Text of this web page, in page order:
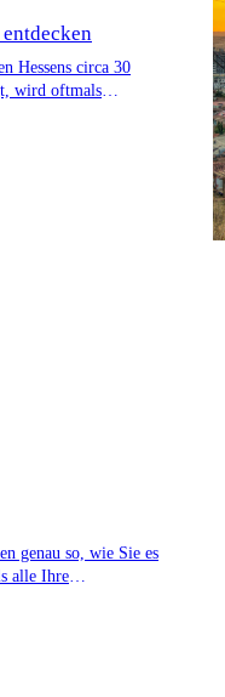
Hessens circa 30
wird oftmals
genau so, wie Sie es
alle Ihre